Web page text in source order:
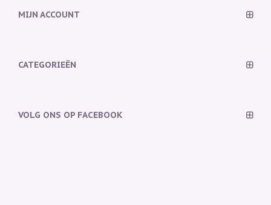
MIJN ACCOUNT
CATEGORIEËN
VOLG ONS OP FACEBOOK